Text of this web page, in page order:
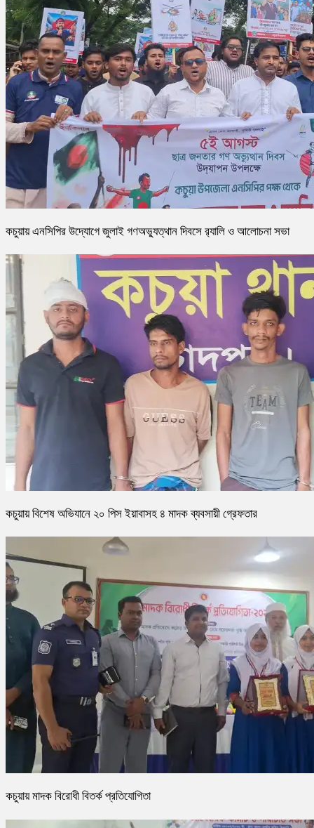
কচুয়ায় এনসিপির উদ্যোগে জুলাই গণঅভ্যুত্থান দিবসে র‌্যালি ও আলোচনা সভা
কচুয়ায় বিশেষ অভিযানে ২০ পিস ইয়াবাসহ ৪ মাদক ব্যবসায়ী গ্রেফতার
কচুয়ায় মাদক বিরোধী বিতর্ক প্রতিযোগিতা